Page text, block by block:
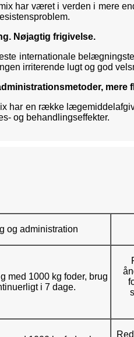
har været i verden i mere
Nøjagtig frigivelse.
internationale
irriterende lugt og god
mere
har en række
og behandlingseffekter.
og administration
med 1000 kg foder, brug
i 7 dage.